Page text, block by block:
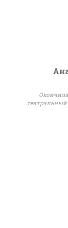
театральный